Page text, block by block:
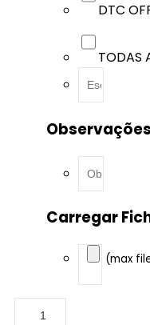
DTC
TODAS
Observações
Carregar
(max